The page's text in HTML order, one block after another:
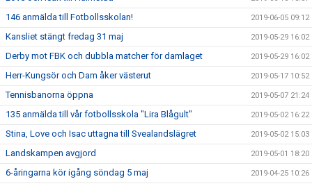
146 anmälda till Fotbollsskolan! 2019-06-05 09:12
Kansliet stängt fredag 31 maj 2019-05-29 16:02
Derby mot FBK och dubbla matcher för damlaget 2019-05-29 16:02
Herr-Kungsör och Dam åker västerut 2019-05-17 10:52
Tennisbanorna öppna 2019-05-07 21:24
135 anmälda till vår fotbollsskola "Lira Blågult" 2019-05-02 16:22
Stina, Love och Isac uttagna till Svealandslägret 2019-05-02 15:03
Landskampen avgjord 2019-05-01 18:20
6-åringarna kör igång söndag 5 maj 2019-04-25 10:26